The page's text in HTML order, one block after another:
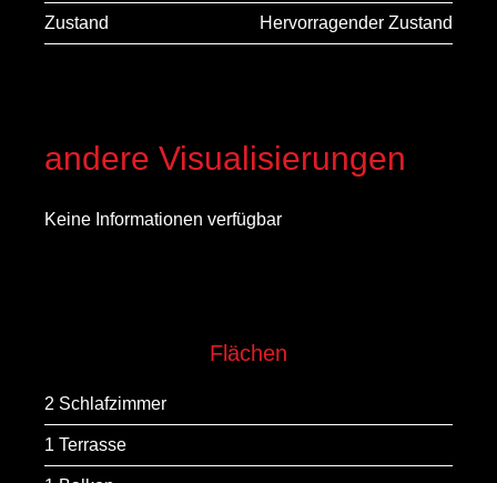
Zustand Hervorragender Zustand
andere Visualisierungen
Keine Informationen verfügbar
Flächen
2 Schlafzimmer
1 Terrasse